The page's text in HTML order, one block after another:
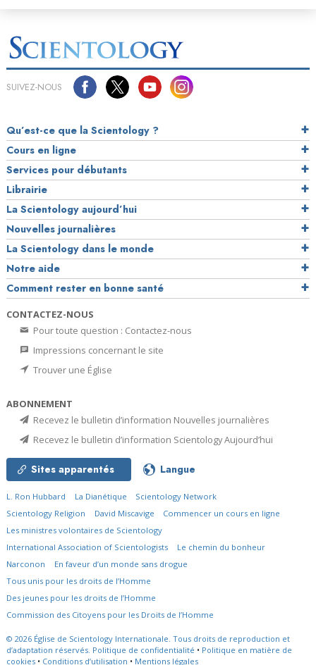
SUIVEZ-NOUS
Qu’est-ce que la Scientology ?
Cours en ligne
Services pour débutants
Librairie
La Scientology aujourd’hui
Nouvelles journalières
La Scientology dans le monde
Notre aide
Comment rester en bonne santé
CONTACTEZ-NOUS
Pour toute question : Contactez-nous
Impressions concernant le site
Trouver une Église
ABONNEMENT
Recevez le bulletin d’information Nouvelles journalières
Recevez le bulletin d’information Scientology Aujourd’hui
Sites apparentés Langue
L. Ron Hubbard La Dianétique
Scientology Network
Scientology Religion
David Miscavige
Commencer un cours en ligne
Les ministres volontaires de Scientology
International Association of Scientologists
Le chemin du bonheur
Narconon
En faveur d’un monde sans drogue
Tous unis pour les droits de l’Homme
Des jeunes pour les droits de l’Homme
Commission des Citoyens pour les Droits de l’Homme
© 2026 Église de Scientology Internationale. Tous droits de reproduction et
d’adaptation réservés. Politique de confidentialité • Politique en matière de
cookies • Conditions d’utilisation • Mentions légales